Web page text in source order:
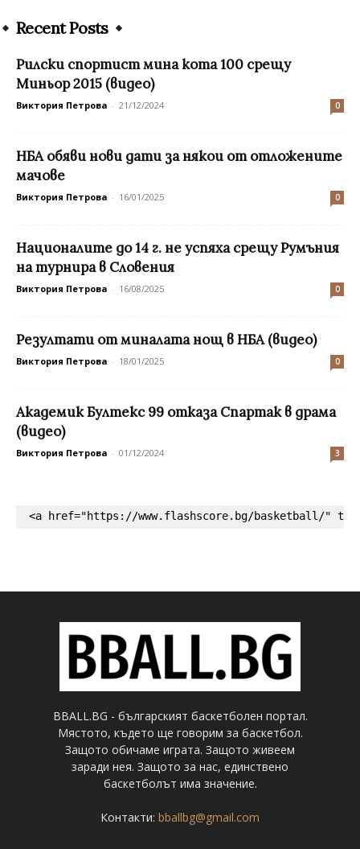
Recent Posts
Рилски спортист мина кота 100 срещу
Миньор 2015 (видео)
Виктория Петрова - 21/12/2024 0
НБА обяви нови дати за някои от отложените
мачове
Виктория Петрова - 16/01/2025 0
Националите до 14 г. не успяха срещу Румъния
на турнира в Словения
Виктория Петрова - 16/08/2025 0
Резултати от миналата нощ в НБА (видео)
Виктория Петрова - 18/01/2025 0
Академик Бултекс 99 отказа Спартак в драма
(видео)
Виктория Петрова - 01/12/2024 3
<a href="https://www.flashscore.bg/basketball/"
BBALL.BG - българският баскетболен портал.
Мястото, където ще говорим за баскетбол.
Защото обичаме играта. Защото живеем
заради нея. Защото за нас, единствено
баскетболът има значение.
Контакти: bballbg@gmail.com